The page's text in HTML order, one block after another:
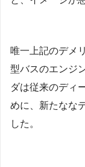
唯一上記のデメ
型バスのエンジ
ダは従来のディ
めに、新たなな
した。